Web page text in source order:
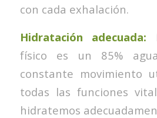
con cada exhalación.
Hidratación adecuada:
físico es un 85%
constante movimiento
todas las funciones
hidratemos